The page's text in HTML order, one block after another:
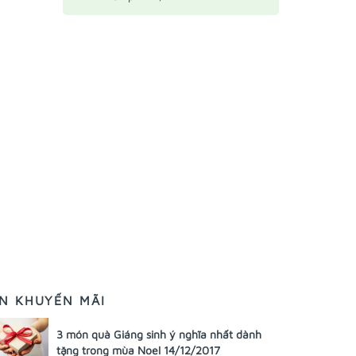
KHUYẾN MÃI
3 món quà Giáng sinh ý nghĩa nhất dành
tặng trong mùa Noel 14/12/2017